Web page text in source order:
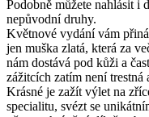
Podobně můžete nahlásit i
nepůvodní druhy.
Květnové vydání vám
jen muška zlatá, která za
nám dostává pod kůži a
zážitcích zatím není trestná
Krásné je zažít výlet na
specialitu, svézt se